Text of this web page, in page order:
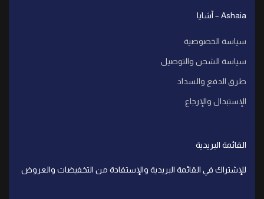
Ashaia – آشايا
سياسة الخصوصية
سياسة الشحن والتوصيل
طرق الدفع والسداد
الإستبدال والإرجاع
القائمة البريدية
للإشتراك في القائمة البريدية والإستفادة من التخفيضات والعروض